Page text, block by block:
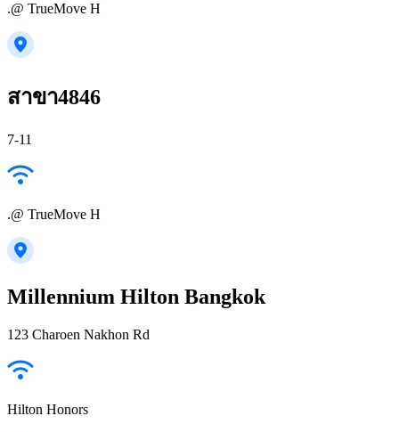
.@ TrueMove H
สาขา4846
7-11
.@ TrueMove H
Millennium Hilton Bangkok
123 Charoen Nakhon Rd
Hilton Honors